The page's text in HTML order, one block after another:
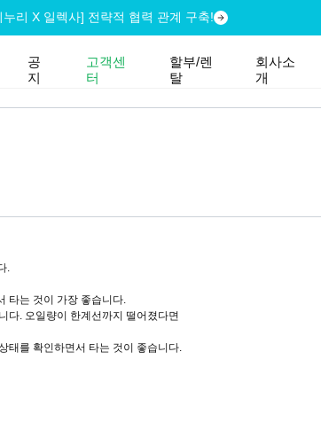
누리 X 일렉사] 전략적 협력 관계 구축!
공
지
고객센
터
할부/렌
탈
회사소
개
.
타는 것이 가장 좋습니다.
다. 오일량이 한계선까지 떨어졌다면
태를 확인하면서 타는 것이 좋습니다.